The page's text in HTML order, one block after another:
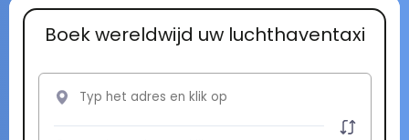
Boek wereldwijd uw luchthaventaxi